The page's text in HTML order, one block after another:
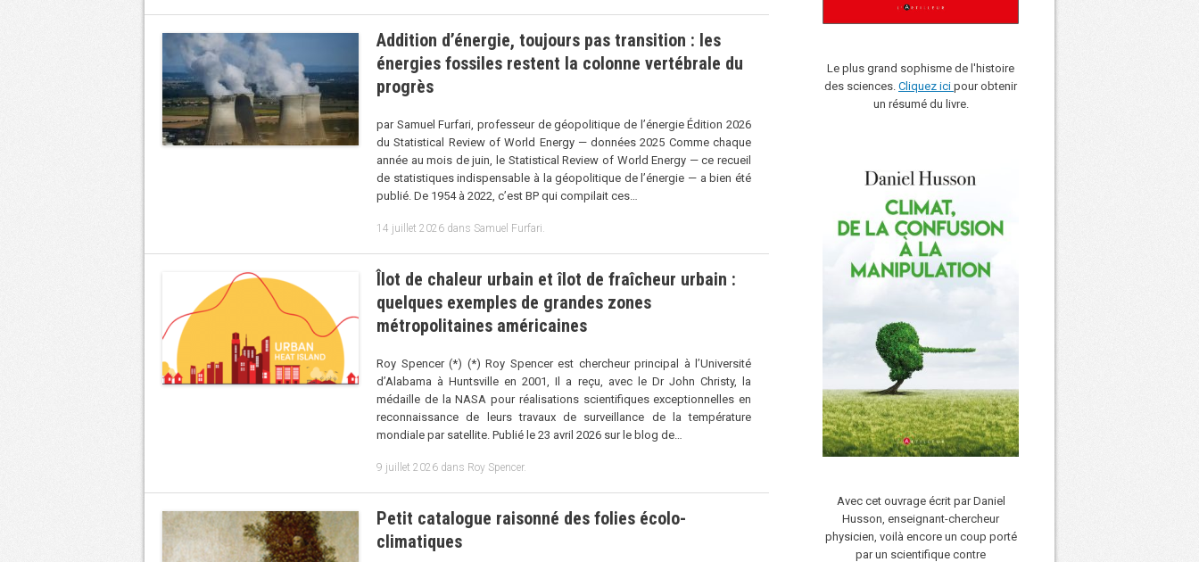
Addition d’énergie, toujours pas transition : les
énergies fossiles restent la colonne vertébrale du
progrès
par Samuel Furfari, professeur de géopolitique de l’énergie Édition 2026
du Statistical Review of World Energy — données 2025 Comme chaque
année au mois de juin, le Statistical Review of World Energy — ce recueil
de statistiques indispensable à la géopolitique de l’énergie — a bien été
publié. De 1954 à 2022, c’est BP qui compilait ces…
14 juillet 2026 dans Samuel Furfari.
Îlot de chaleur urbain et îlot de fraîcheur urbain :
quelques exemples de grandes zones
métropolitaines américaines
Roy Spencer (*) (*) Roy Spencer est chercheur principal à l’Université
d’Alabama à Huntsville en 2001, Il a reçu, avec le Dr John Christy, la
médaille de la NASA pour réalisations scientifiques exceptionnelles en
reconnaissance de leurs travaux de surveillance de la température
mondiale par satellite. Publié le 23 avril 2026 sur le blog de…
9 juillet 2026 dans Roy Spencer.
Petit catalogue raisonné des folies écolo-
climatiques
Le plus grand sophisme de l'histoire
des sciences. Cliquez ici pour obtenir
un résumé du livre.
Avec cet ouvrage écrit par Daniel
Husson, enseignant-chercheur
physicien, voilà encore un coup porté
par un scientifique contre